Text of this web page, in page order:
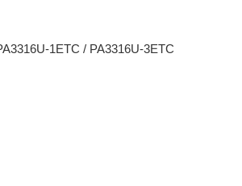
1ETC / PA3316U-3ETC